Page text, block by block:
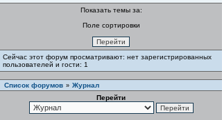
Показать темы за:
Поле сортировки
Сейчас этот форум просматривают: нет зарегистрированных
пользователей и гости: 1
Список форумов » Журнал
Перейти